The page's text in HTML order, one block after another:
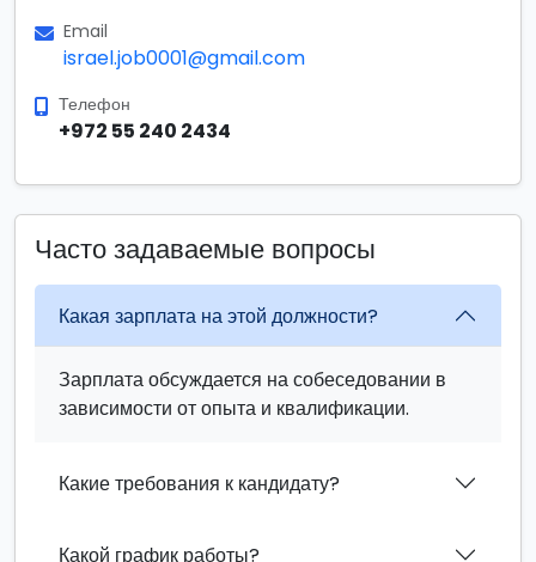
Email
israel.job0001@gmail.com
Телефон
+972 55 240 2434
Часто задаваемые вопросы
Какая зарплата на этой должности?
Зарплата обсуждается на собеседовании в
зависимости от опыта и квалификации.
Какие требования к кандидату?
Какой график работы?